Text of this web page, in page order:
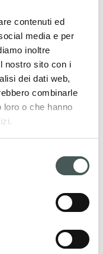
contenuti ed
media e per
inoltre
nostro sito con i
dei dati web,
combinarle
o che hanno
dettagli sui
o